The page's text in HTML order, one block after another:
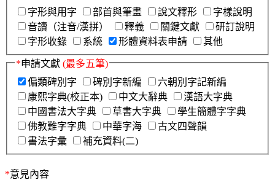
字形與用字
部首與筆畫 說文釋形
字樣說明
音讀（注音/漢拼）
釋義 關鍵文獻
研訂說明
字形收錄
系統 形體資料表申請 其他
*申請文獻 (最多五筆)
偏類碑別字
碑別字新編
六朝別字記新編
康熙字典(校正本)
中文大辭典
漢語大字典
中國書法大字典
草書大字典
學生簡體字字典
佛教難字字典
中華字海
古文四聲韻
書法字彙
補充資料(二)
*意見內容